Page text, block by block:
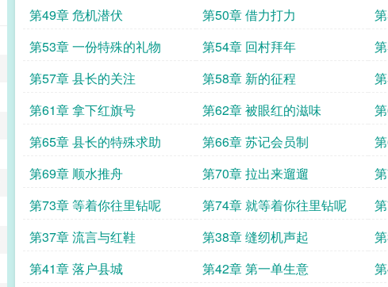
第49章 危机潜伏
第50章 借力打力
第53章 一份特殊的礼物
第54章 回村拜年
第57章 县长的关注
第58章 新的征程
第61章 拿下红旗号
第62章 被眼红的滋味
第65章 县长的特殊求助
第66章 苏记会员制
第69章 顺水推舟
第70章 拉出来遛遛
第73章 等着你往里钻呢
第74章 就等着你往里钻呢
第37章 流言与红鞋
第38章 缝纫机声起
第41章 落户县城
第42章 第一单生意